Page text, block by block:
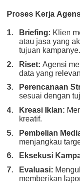
Proses Kerja
Briefing: Klien
atau jasa yang
tujuan kampanye.
Riset: Agensi
data yang
Perencanaan
sesuai dengan
Kreasi Iklan:
kreatif.
Pembelian
menjangkau
Eksekusi
Evaluasi:
memberikan